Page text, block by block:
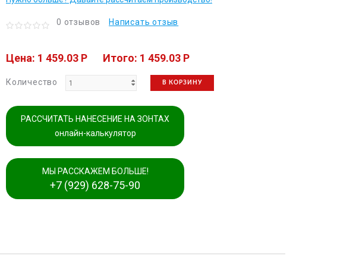
0 отзывов Написать отзыв
Цена: 1 459.03 P Итого: 1 459.03 P
Количество В КОРЗИНУ
РАССЧИТАТЬ НАНЕСЕНИЕ НА ЗОНТАХ
онлайн-калькулятор
МЫ РАССКАЖЕМ БОЛЬШЕ!
+7 (929) 628-75-90